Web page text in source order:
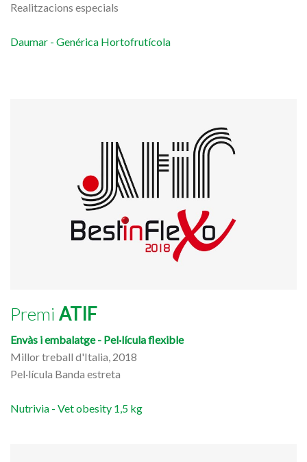
Realitzacions especials
Daumar - Genérica Hortofrutícola
Premi ATIF
Envàs i embalatge - Pel·lícula flexible
Millor treball d'Italia, 2018
Pel·lícula Banda estreta
Nutrivia - Vet obesity 1,5 kg